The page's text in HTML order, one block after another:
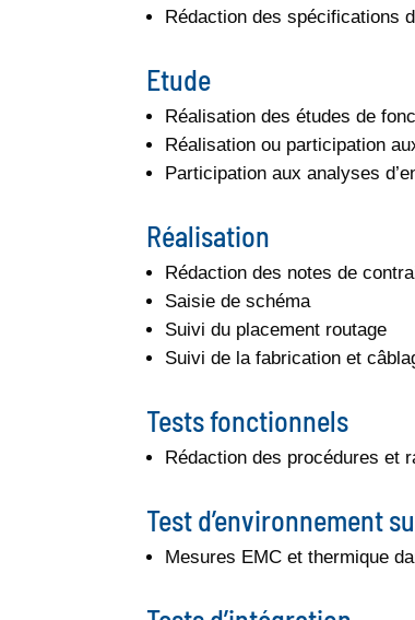
Rédaction des spécifications
Etude
Réalisation des études de
Réalisation ou participation
Participation aux analyses
Réalisation
Rédaction des notes de
Saisie de schéma
Suivi du placement routage
Suivi de la fabrication et
Tests fonctionnels
Rédaction des procédures et
Test d’environnement
Mesures EMC et thermique